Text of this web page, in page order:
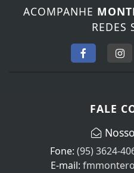
ACOMPANHE
REDES
FALE
Fone: (95) 3624-
E-mail:
Termos de Uso e
de Uso e Privacidade.